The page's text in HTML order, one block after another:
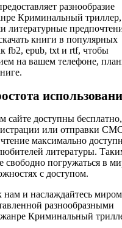
разнообразие
Криминальный
литературные
книги в популярных
fb2, epub, txt и rtf, чтобы
на вашем телефоне,
сайте доступны бесплатно,
или отправки
чтение максимально
литературы.
свободно погружаться в
с доступом.
нам и наслаждайтесь миром
разнообразными
Криминальный